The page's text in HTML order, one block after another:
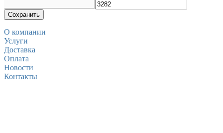
Сохранить
О компании
Услуги
Доставка
Оплата
Новости
Контакты